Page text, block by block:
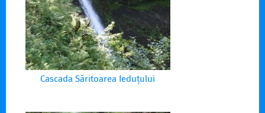
Cascada Săritoarea Ieduțului